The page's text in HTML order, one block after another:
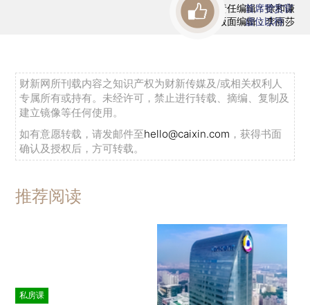
责任编辑：徐和谦
版面编辑：李丽莎
首席赞赏官
虚位以待
财新网所刊载内容之知识产权为财新传媒及/或相关权利人
专属所有或持有。未经许可，禁止进行转载、摘编、复制及
建立镜像等任何使用。
如有意愿转载，请发邮件至hello@caixin.com ，获得书面
确认及授权后，方可转载。
推荐阅读
私房课